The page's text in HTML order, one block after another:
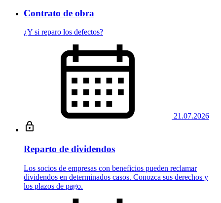
Contrato de obra
¿Y si reparo los defectos?
21.07.2026
Reparto de dividendos
Los socios de empresas con beneficios pueden reclamar
dividendos en determinados casos. Conozca sus derechos y
los plazos de pago.